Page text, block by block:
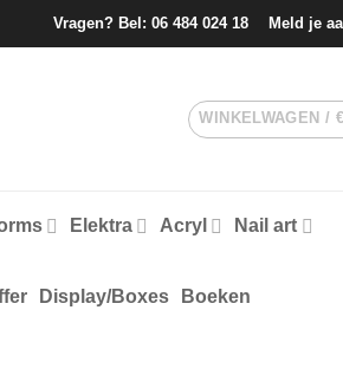
Vragen? Bel: 06 484 024 18 Meld je
WINKELWAGEN /
Elektra Acryl Nail art
Display/Boxes Boeken